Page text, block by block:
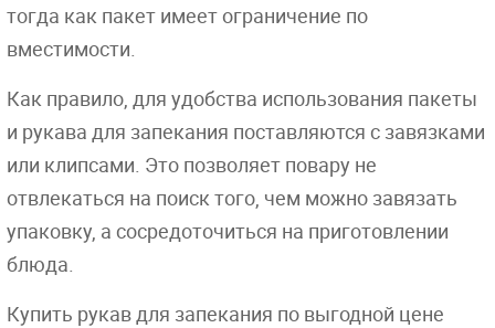
тогда как пакет имеет ограничение по
вместимости.
Как правило, для удобства использования пакеты
и рукава для запекания поставляются с завязками
или клипсами. Это позволяет повару не
отвлекаться на поиск того, чем можно завязать
упаковку, а сосредоточиться на приготовлении
блюда.
Купить рукав для запекания по выгодной цене